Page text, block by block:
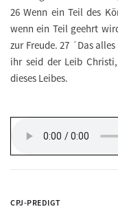
26 Wenn ein Teil des
wenn ein Teil geehrt
zur Freude. 27 ´Das
ihr seid der Leib
dieses Leibes.
CPJ-PREDIGT